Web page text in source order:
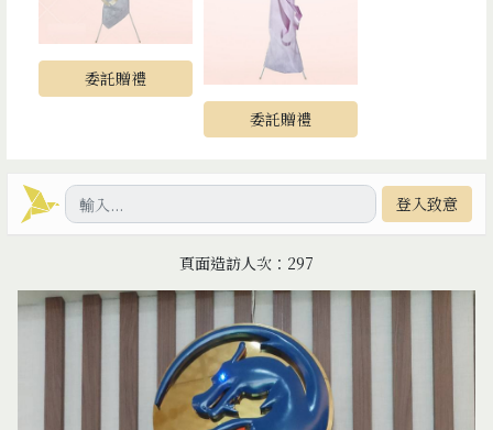
委託贈禮
委託贈禮
登入致意
頁面造訪人次：297